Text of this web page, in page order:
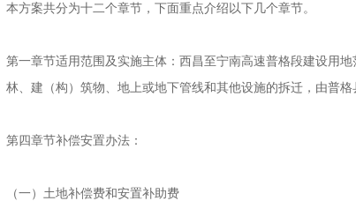
本方案共分为十二个章节，下面重点介绍以下几个章节。
第一章节适用范围及实施主体：西昌至宁南高速普格段建设用
林、建（构）筑物、地上或地下管线和其他设施的拆迁，由普
第四章节补偿安置办法：
（一）土地补偿费和安置补助费